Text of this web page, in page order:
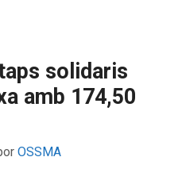
solidaris
amb 174,50
OSSMA